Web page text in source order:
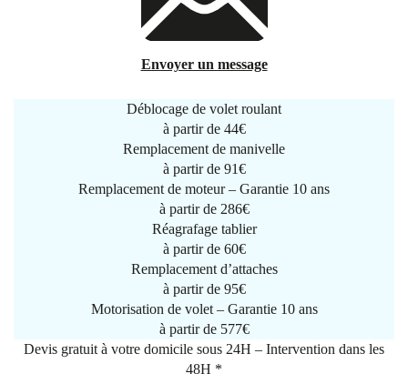
Envoyer un message
Déblocage de volet roulant
à partir de 44€
Remplacement de manivelle
à partir de 91€
Remplacement de moteur – Garantie 10 ans
à partir de 286€
Réagrafage tablier
à partir de 60€
Remplacement d’attaches
à partir de 95€
Motorisation de volet – Garantie 10 ans
à partir de 577€
Devis gratuit à votre domicile sous 24H – Intervention dans les
48H *